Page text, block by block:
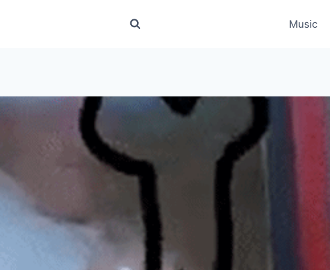
Music